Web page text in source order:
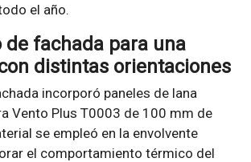
el año.
fachada para una
distintas orientaciones
incorporó paneles de lana
Vento Plus T0003 de 100 mm de
se empleó en la envolvente
el comportamiento térmico del